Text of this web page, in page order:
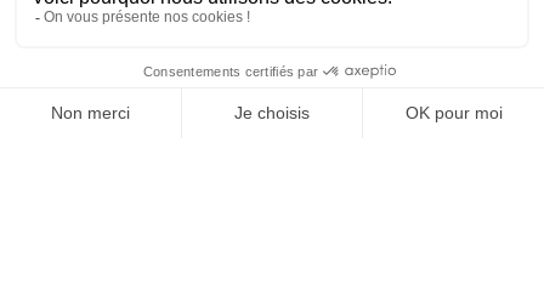
Politique de confidentialité